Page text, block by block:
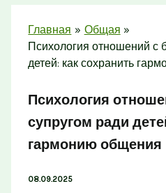
Главная
Общая
Психология отношений с
детей: как сохранить
Психология
супругом ради
гармонию общения
08.09.2025